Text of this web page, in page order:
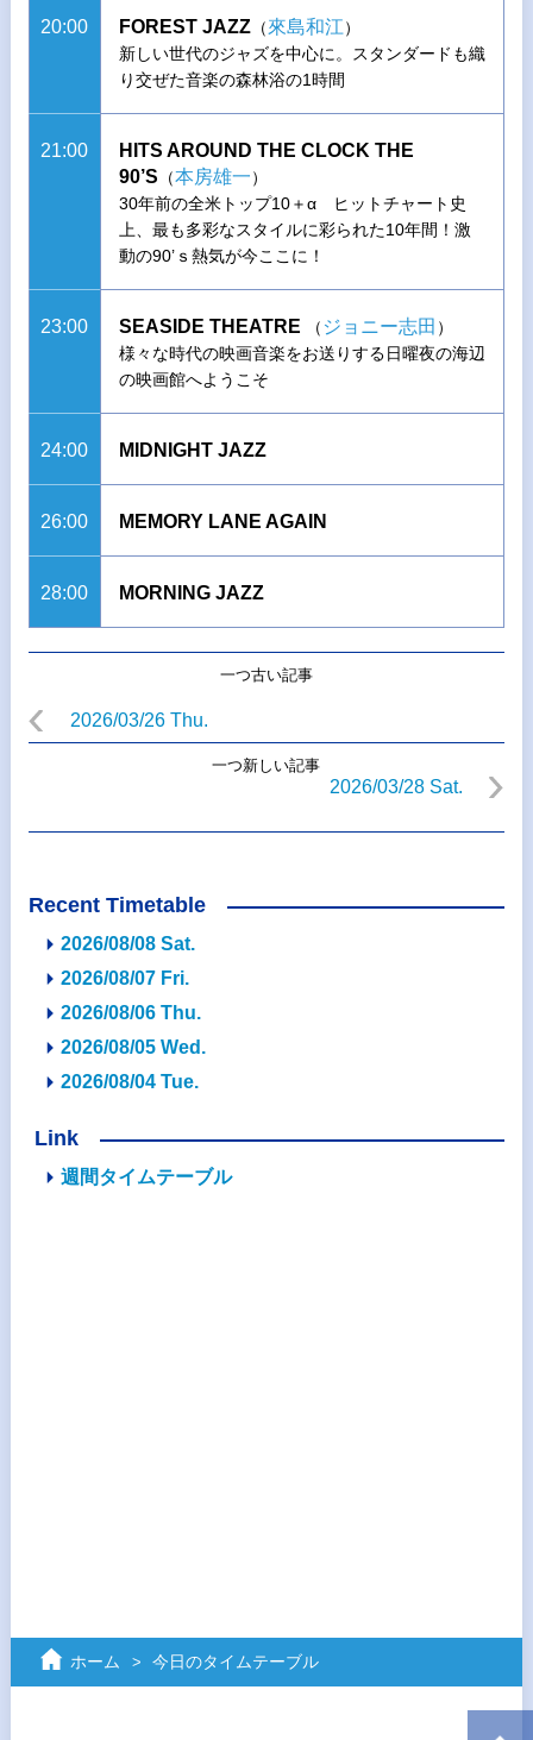
20:00 FOREST JAZZ（來島和江）
新しい世代のジャズを中心に。スタンダードも織
り交ぜた音楽の森林浴の1時間
21:00
HITS AROUND THE CLOCK THE
90’S （本房雄一）
30年前の全米トップ10＋α ヒットチャート史
上、最も多彩なスタイルに彩られた10年間！激
動の90’ｓ熱気が今ここに！
23:00 SEASIDE THEATRE （ ジョニー志田 ）
様々な時代の映画音楽をお送りする日曜夜の海辺
の映画館へようこそ
24:00 MIDNIGHT JAZZ
26:00 MEMORY LANE AGAIN
28:00 MORNING JAZZ
一つ古い記事
2026/03/26 Thu.
一つ新しい記事
2026/03/28 Sat.
Recent Timetable
2026/08/08 Sat.
2026/08/07 Fri.
2026/08/06 Thu.
2026/08/05 Wed.
2026/08/04 Tue.
Link
週間タイムテーブル
ホーム 今日のタイムテーブル